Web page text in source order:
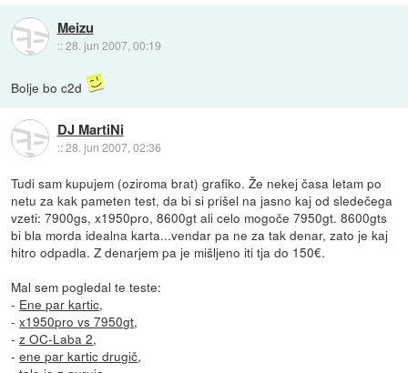
Meizu
::28. jun 2007, 00:19
Bolje bo c2d
DJ MartiNi
::28. jun 2007, 02:36
Tudi sam kupujem (oziroma brat) grafiko. Že nekej časa letam po
netu za kak pameten test, da bi si prišel na jasno kaj od sledečega
vzeti: 7900gs, x1950pro, 8600gt ali celo mogoče 7950gt. 8600gts
bi bla morda idealna karta...vendar pa ne za tak denar, zato je kaj
hitro odpadla. Z denarjem pa je mišljeno iti tja do 150€.
Mal sem pogledal te teste:
- Ene par kartic,
-x1950pro vs 7950gt,
-z OC-Laba 2,
-ene par kartic drugič,